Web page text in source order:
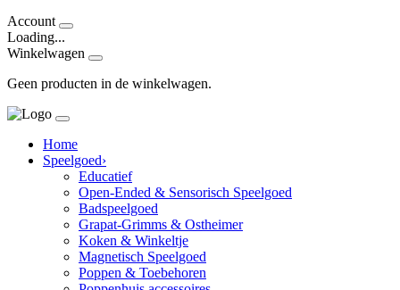
Account
Loading...
Winkelwagen
Geen producten in de winkelwagen.
Home
Speelgoed›
Educatief
Open-Ended & Sensorisch Speelgoed
Badspeelgoed
Grapat-Grimms & Ostheimer
Koken & Winkeltje
Magnetisch Speelgoed
Poppen & Toebehoren